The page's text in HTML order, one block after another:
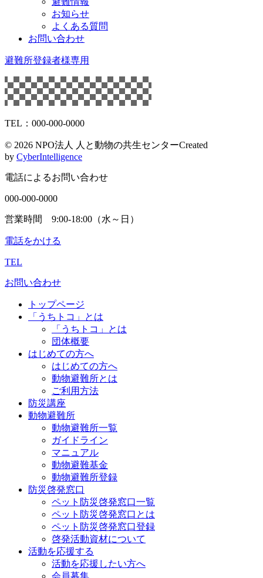
お知らせ
よくある質問
お問い合わせ
避難所登録者様専用
TEL：000-000-0000
© 2026 NPO法人 人と動物の共生センターCreated
by CyberIntelligence
電話によるお問い合わせ
000-000-0000
営業時間 9:00-18:00（水～日）
電話をかける
TEL
お問い合わせ
トップページ
「うちトコ」とは
「うちトコ」とは
団体概要
はじめての方へ
はじめての方へ
動物避難所とは
ご利用方法
防災講座
動物避難所
動物避難所一覧
ガイドライン
マニュアル
動物避難基金
動物避難所登録
防災啓発窓口
ペット防災啓発窓口一覧
ペット防災啓発窓口とは
ペット防災啓発窓口登録
啓発活動資材について
活動を応援する
活動を応援したい方へ
会員募集